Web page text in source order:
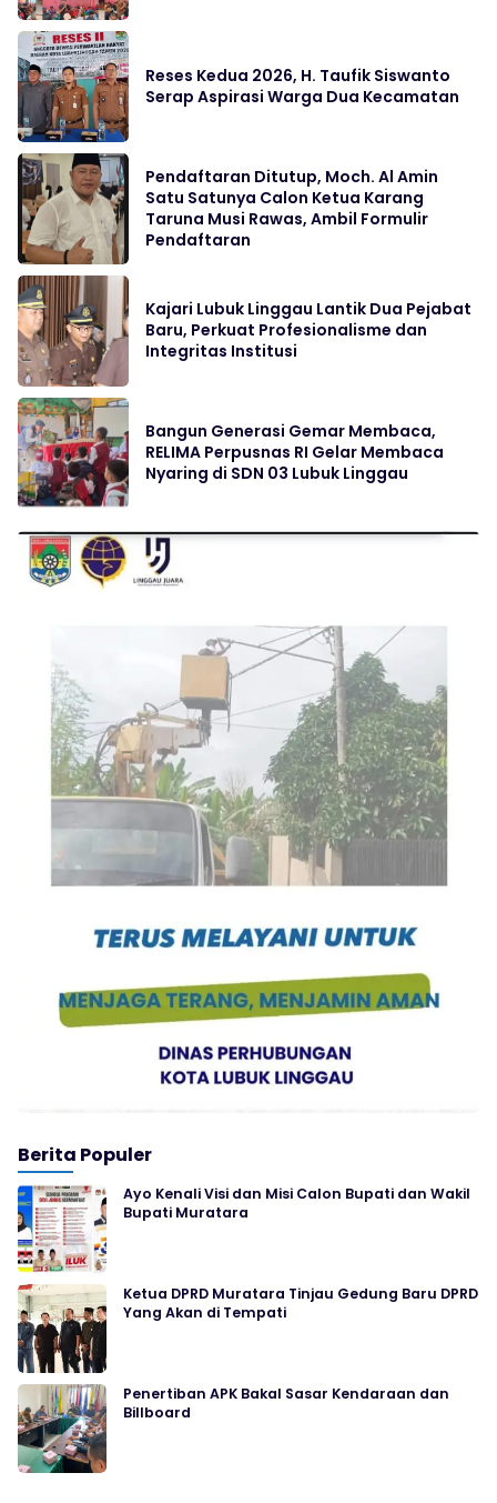
Reses Kedua 2026, H. Taufik Siswanto
Serap Aspirasi Warga Dua Kecamatan
Pendaftaran Ditutup, Moch. Al Amin
Satu Satunya Calon Ketua Karang
Taruna Musi Rawas, Ambil Formulir
Pendaftaran
Kajari Lubuk Linggau Lantik Dua Pejabat
Baru, Perkuat Profesionalisme dan
Integritas Institusi
Bangun Generasi Gemar Membaca,
RELIMA Perpusnas RI Gelar Membaca
Nyaring di SDN 03 Lubuk Linggau
Berita Populer
Ayo Kenali Visi dan Misi Calon Bupati dan Wakil
Bupati Muratara
Ketua DPRD Muratara Tinjau Gedung Baru DPRD
Yang Akan di Tempati
Penertiban APK Bakal Sasar Kendaraan dan
Billboard